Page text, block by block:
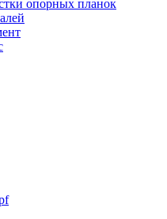
опорных планок